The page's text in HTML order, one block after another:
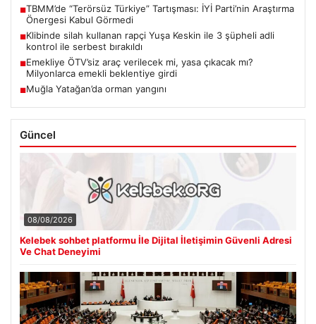
■TBMM’de “Terörsüz Türkiye” Tartışması: İYİ Parti’nin Araştırma
Önergesi Kabul Görmedi
■Klibinde silah kullanan rapçi Yuşa Keskin ile 3 şüpheli adli
kontrol ile serbest bırakıldı
■Emekliye ÖTV’siz araç verilecek mi, yasa çıkacak mı?
Milyonlarca emekli beklentiye girdi
■Muğla Yatağan’da orman yangını
Güncel
08/08/2026
Kelebek sohbet platformu İle Dijital İletişimin Güvenli Adresi
Ve Chat Deneyimi